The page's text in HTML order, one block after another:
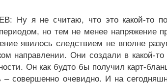
Ну я не считаю, что это какой-то
но тем не менее напряжение
явилось следствием не вполне
направлении. Они создали в какой-
Он как будто бы получил карт-
– совершенно очевидно. И на